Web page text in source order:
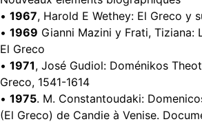
• 1967, Harold E Wethey: El Greco y
• 1969 Gianni Mazini y Frati, Tiziana:
El Greco
• 1971, José Gudiol: Doménikos
Greco, 1541-1614
• 1975. M. Constantoudaki:
(El Greco) de Candie à Venise.